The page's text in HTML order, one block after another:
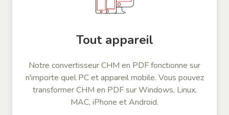
Tout appareil
Notre convertisseur CHM en PDF fonctionne sur
n'importe quel PC et appareil mobile. Vous pouvez
transformer CHM en PDF sur Windows, Linux,
MAC, iPhone et Android.